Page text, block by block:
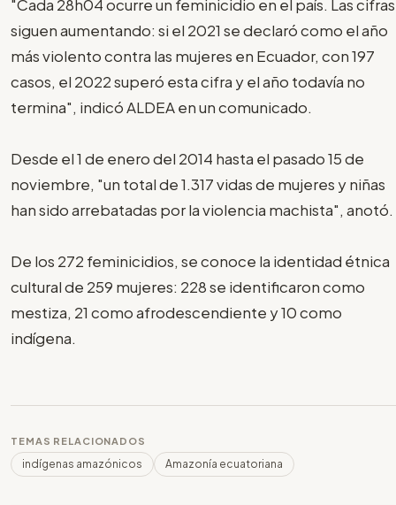
"Cada 28h04 ocurre un feminicidio en el país. Las cifras
siguen aumentando: si el 2021 se declaró como el año
más violento contra las mujeres en Ecuador, con 197
casos, el 2022 superó esta cifra y el año todavía no
termina", indicó ALDEA en un comunicado.
Desde el 1 de enero del 2014 hasta el pasado 15 de
noviembre, "un total de 1.317 vidas de mujeres y niñas
han sido arrebatadas por la violencia machista", anotó.
De los 272 feminicidios, se conoce la identidad étnica
cultural de 259 mujeres: 228 se identificaron como
mestiza, 21 como afrodescendiente y 10 como
indígena.
TEMAS RELACIONADOS
indígenas amazónicos Amazonía ecuatoriana